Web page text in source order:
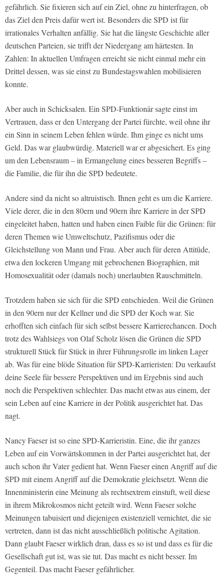
gefährlich. Sie fixieren sich auf ein Ziel, ohne zu hinterfragen, ob
das Ziel den Preis dafür wert ist. Besonders die SPD ist für
irrationales Verhalten anfällig. Sie hat die längste Geschichte aller
deutschen Parteien, sie trifft der Niedergang am härtesten. In
Zahlen: In aktuellen Umfragen erreicht sie nicht einmal mehr ein
Drittel dessen, was sie einst zu Bundestagswahlen mobilisieren
konnte.
Aber auch in Schicksalen. Ein SPD-Funktionär sagte einst im
Vertrauen, dass er den Untergang der Partei fürchte, weil ohne ihr
ein Sinn in seinem Leben fehlen würde. Ihm ginge es nicht ums
Geld. Das war glaubwürdig. Materiell war er abgesichert. Es ging
um den Lebensraum – in Ermangelung eines besseren Begriffs –
die Familie, die für ihn die SPD bedeutete.
Andere sind da nicht so altruistisch. Ihnen geht es um die Karriere.
Viele derer, die in den 80ern und 90ern ihre Karriere in der SPD
eingeleitet haben, hatten und haben einen Faible für die Grünen: für
deren Themen wie Umweltschutz, Pazifismus oder die
Gleichstellung von Mann und Frau. Aber auch für deren Attitüde,
etwa den lockeren Umgang mit gebrochenen Biographien, mit
Homosexualität oder (damals noch) unerlaubten Rauschmitteln.
Trotzdem haben sie sich für die SPD entschieden. Weil die Grünen
in den 90ern nur der Kellner und die SPD der Koch war. Sie
erhofften sich einfach für sich selbst bessere Karrierechancen. Doch
trotz des Wahlsiegs von Olaf Scholz lösen die Grünen die SPD
strukturell Stück für Stück in ihrer Führungsrolle im linken Lager
ab. Was für eine blöde Situation für SPD-Karrieristen: Du verkaufst
deine Seele für bessere Perspektiven und im Ergebnis sind auch
noch die Perspektiven schlechter. Das macht etwas aus einem, der
sein Leben auf eine Karriere in der Politik ausgerichtet hat. Das
nagt.
Nancy Faeser ist so eine SPD-Karrieristin. Eine, die ihr ganzes
Leben auf ein Vorwärtskommen in der Partei ausgerichtet hat, der
auch schon ihr Vater gedient hat. Wenn Faeser einen Angriff auf die
SPD mit einem Angriff auf die Demokratie gleichsetzt. Wenn die
Innenministerin eine Meinung als rechtsextrem einstuft, weil diese
in ihrem Mikrokosmos nicht geteilt wird. Wenn Faeser solche
Meinungen tabuisiert und diejenigen existenziell vernichtet, die sie
vertreten, dann ist das nicht ausschließlich politische Agitation.
Dann glaubt Faeser wirklich dran, dass es so ist und dass es für die
Gesellschaft gut ist, was sie tut. Das macht es nicht besser. Im
Gegenteil. Das macht Faeser gefährlicher.